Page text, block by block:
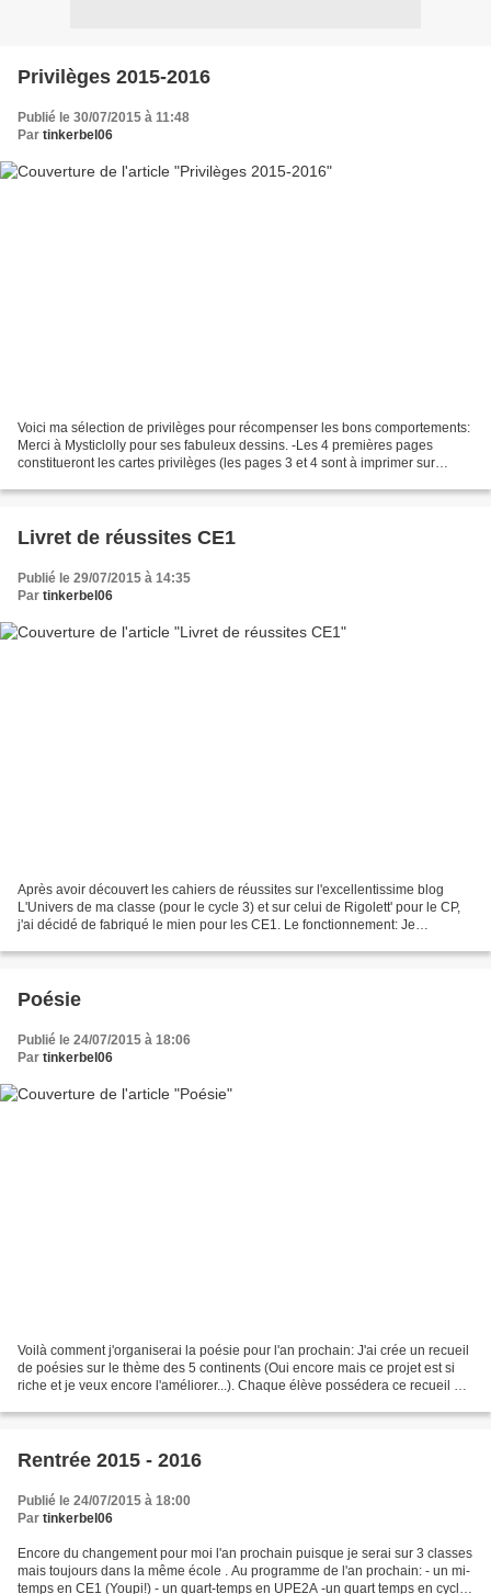
Privilèges 2015-2016
Publié le 30/07/2015 à 11:48
Par tinkerbel06
Voici ma sélection de privilèges pour récompenser les bons comportements:
Merci à Mysticlolly pour ses fabuleux dessins. -Les 4 premières pages
constitueront les cartes privilèges (les pages 3 et 4 sont à imprimer sur
Livret de réussites CE1
Publié le 29/07/2015 à 14:35
Par tinkerbel06
Après avoir découvert les cahiers de réussites sur l'excellentissime blog
L'Univers de ma classe (pour le cycle 3) et sur celui de Rigolett' pour le CP,
j'ai décidé de fabriqué le mien pour les CE1. Le fonctionnement: Je
Poésie
Publié le 24/07/2015 à 18:06
Par tinkerbel06
Voilà comment j'organiserai la poésie pour l'an prochain: J'ai crée un recueil
de poésies sur le thème des 5 continents (Oui encore mais ce projet est si
riche et je veux encore l'améliorer...). Chaque élève possédera ce recueil et
Rentrée 2015 - 2016
Publié le 24/07/2015 à 18:00
Par tinkerbel06
Encore du changement pour moi l'an prochain puisque je serai sur 3 classes
mais toujours dans la même école . Au programme de l'an prochain: - un mi-
temps en CE1 (Youpi!) - un quart-temps en UPE2A -un quart temps en cycle